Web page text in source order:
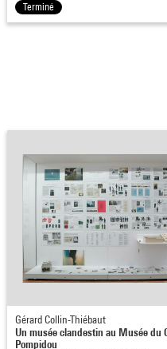
Terminé
Gérard Collin-Thiébaut
Un musée clandestin au Musée du
Pompidou